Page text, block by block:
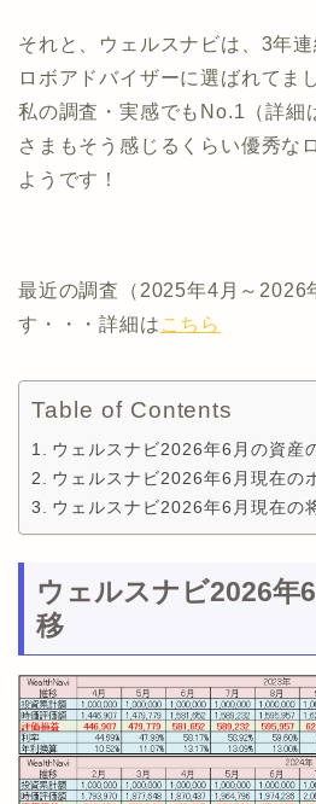
それと、ウェルスナビは、3年
ロボアドバイザーに選ばれてま
私の調査・実感でもNo.1（詳細
さまもそう感じるくらい優秀な
ようです！
最近の調査（2025年4月～2026
す・・・詳細は こちら
Table of Contents
ウェルスナビ2026年6月の資産
ウェルスナビ2026年6月現在の
ウェルスナビ2026年6月現在の
ウェルスナビ2026年
移